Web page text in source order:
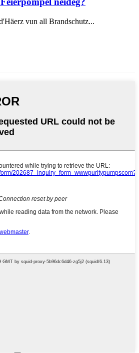
vun all Brandschutz...